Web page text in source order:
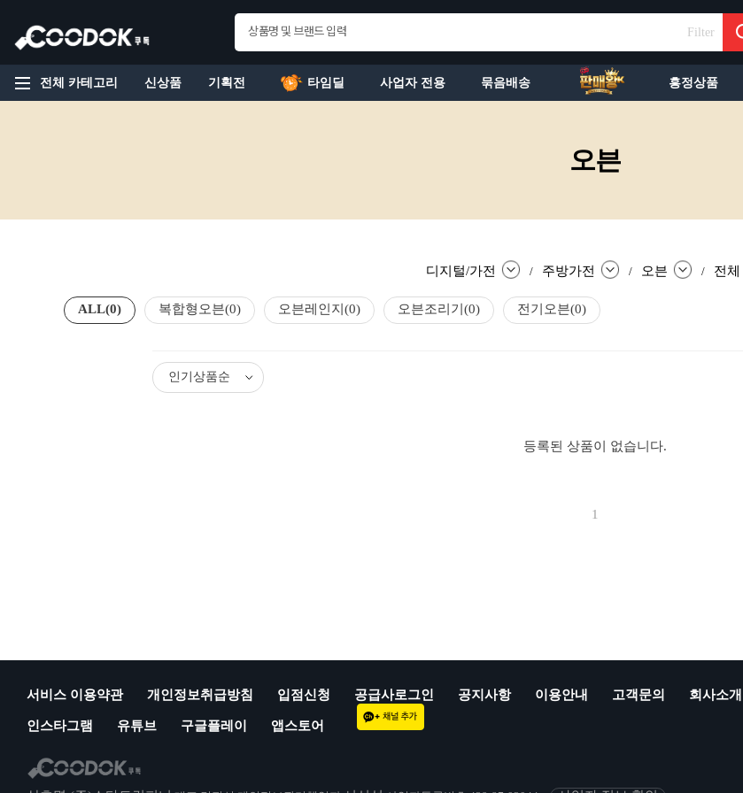
Filter
전체 카테고리 신상품 기획전 타임딜 사업자 전용 묶음배송 흥정상품
오븐
디지털/가전 / 주방가전 / 오븐 / 전체
ALL(0) 복합형오븐(0) 오븐레인지 (0) 오븐조리기 (0) 전기오븐(0)
등록된 상품이 없습니다.
1
서비스 이용약관 개인정보취급방침 입점신청 공급사로그인 공지사항 이용안내 고객문의 회사소개
인스타그램 유튜브 구글플레이 앱스토어